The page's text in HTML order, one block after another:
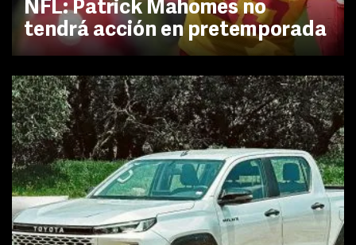
NFL: Patrick Mahomes no
tendrá acción en pretemporada